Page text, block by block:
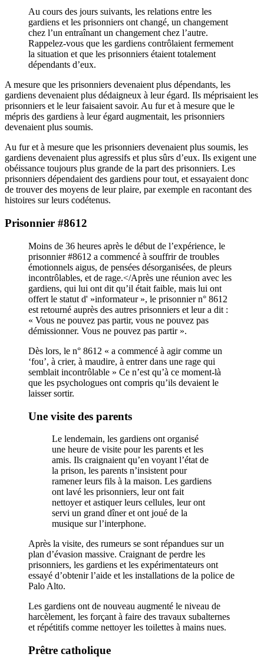
Au cours des jours suivants, les relations entre les
gardiens et les prisonniers ont changé, un changement
chez l’un entraînant un changement chez l’autre.
Rappelez-vous que les gardiens contrôlaient fermement
la situation et que les prisonniers étaient totalement
dépendants d’eux.
A mesure que les prisonniers devenaient plus dépendants, les
gardiens devenaient plus dédaigneux à leur égard. Ils méprisaient les
prisonniers et le leur faisaient savoir. Au fur et à mesure que le
mépris des gardiens à leur égard augmentait, les prisonniers
devenaient plus soumis.
Au fur et à mesure que les prisonniers devenaient plus soumis, les
gardiens devenaient plus agressifs et plus sûrs d’eux. Ils exigent une
obéissance toujours plus grande de la part des prisonniers. Les
prisonniers dépendaient des gardiens pour tout, et essayaient donc
de trouver des moyens de leur plaire, par exemple en racontant des
histoires sur leurs codétenus.
Prisonnier #8612
Moins de 36 heures après le début de l’expérience, le
prisonnier #8612 a commencé à souffrir de troubles
émotionnels aigus, de pensées désorganisées, de pleurs
incontrôlables, et de rage.</Après une réunion avec les
gardiens, qui lui ont dit qu’il était faible, mais lui ont
offert le statut d' »informateur », le prisonnier n° 8612
est retourné auprès des autres prisonniers et leur a dit :
« Vous ne pouvez pas partir, vous ne pouvez pas
démissionner. Vous ne pouvez pas partir ».
Dès lors, le n° 8612 « a commencé à agir comme un
‘fou’, à crier, à maudire, à entrer dans une rage qui
semblait incontrôlable » Ce n’est qu’à ce moment-là
que les psychologues ont compris qu’ils devaient le
laisser sortir.
Une visite des parents
Le lendemain, les gardiens ont organisé
une heure de visite pour les parents et les
amis. Ils craignaient qu’en voyant l’état de
la prison, les parents n’insistent pour
ramener leurs fils à la maison. Les gardiens
ont lavé les prisonniers, leur ont fait
nettoyer et astiquer leurs cellules, leur ont
servi un grand dîner et ont joué de la
musique sur l’interphone.
Après la visite, des rumeurs se sont répandues sur un
plan d’évasion massive. Craignant de perdre les
prisonniers, les gardiens et les expérimentateurs ont
essayé d’obtenir l’aide et les installations de la police de
Palo Alto.
Les gardiens ont de nouveau augmenté le niveau de
harcèlement, les forçant à faire des travaux subalternes
et répétitifs comme nettoyer les toilettes à mains nues.
Prêtre catholique